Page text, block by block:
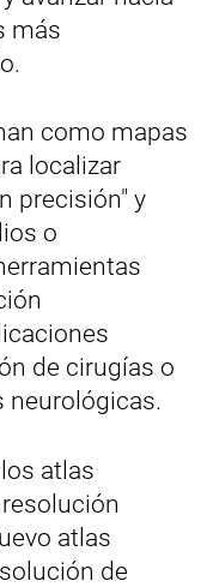
más
como mapas
localizar
precisión" y
o
de cirugías o
neurológicas.
atlas
atlas
de